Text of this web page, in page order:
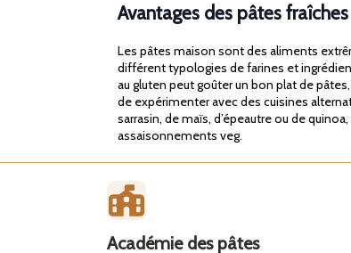
Avantages des pâtes
Les pâtes maison sont des aliments
différent typologies de farines et
au gluten peut goûter un bon plat de
de expérimenter avec des cuisines
sarrasin, de maïs, d’épeautre ou de
assaisonnements veg.
Académie des pâtes